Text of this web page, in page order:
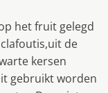
het fruit gelegd
de
kersen
gebruikt worden